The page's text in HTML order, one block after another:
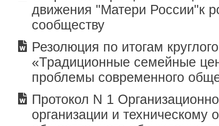
движения "Матери России"к
сообществу
Резолюция по итогам
«Традиционные семейные
проблемы современного
Протокол N 1
организации и техническому